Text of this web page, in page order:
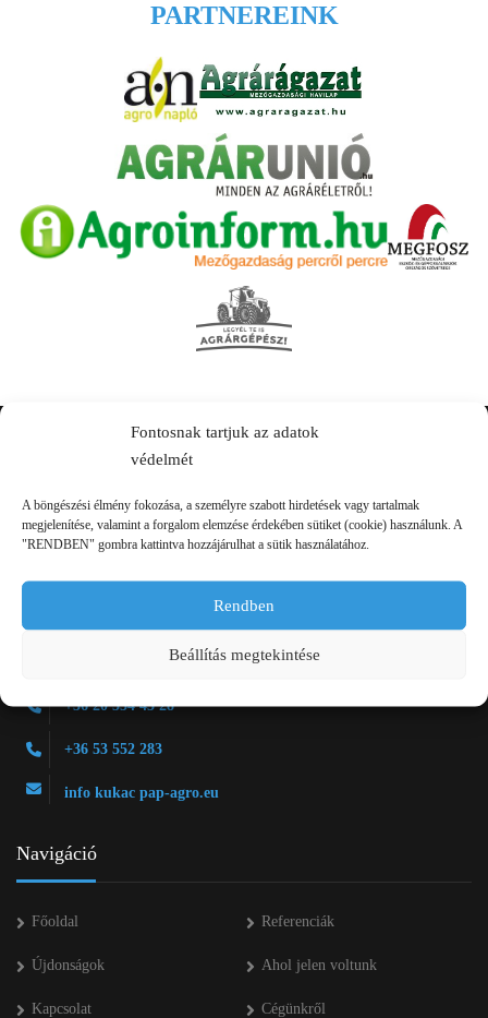
Fontosnak tartjuk az adatok
védelmét
A böngészési élmény fokozása, a személyre szabott hirdetések vagy tartalmak
megjelenítése, valamint a forgalom elemzése érdekében sütiket (cookie) használunk. A
"RENDBEN" gombra kattintva hozzájárulhat a sütik használatához.
Rendben
Beállítás megtekintése
PARTNEREINK
2750 Nagykőrös Alsójárás d. 1/a
+36 20 334 43 28
+36 53 552 283
info kukac pap-agro.eu
Navigáció
Főoldal Referenciák
Újdonságok Ahol jelen voltunk
Kapcsolat Cégünkről